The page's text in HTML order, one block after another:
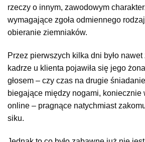
rzeczy o innym, zawodowym
wymagające zgoła odmiennego
obieranie ziemniaków.
Przez pierwszych kilka dni było
kadrze u klienta pojawiła się jego
głosem – czy czas na drugie
biegające między nogami, koniecznie
online – pragnące natychmiast
siku.